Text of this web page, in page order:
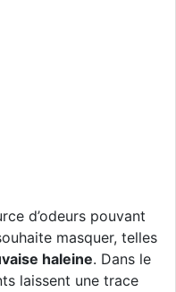
d’odeurs pouvant
masquer, telles
haleine. Dans le
laissent une trace